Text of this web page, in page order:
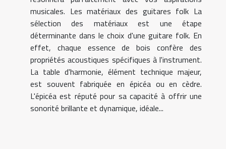
musicales. Les matériaux des guitares folk La
sélection des matériaux est une étape
déterminante dans le choix d'une guitare folk. En
effet, chaque essence de bois confère des
propriétés acoustiques spécifiques à l'instrument.
La table d'harmonie, élément technique majeur,
est souvent fabriquée en épicéa ou en cèdre.
L'épicéa est réputé pour sa capacité à offrir une
sonorité brillante et dynamique, idéale...